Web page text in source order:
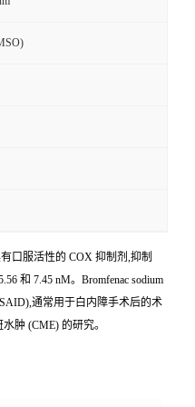
口服活性的 COX 抑制剂,抑制
和 7.45 nM。Bromfenac sodium
通常用于白内障手术后的术
肿 (CME) 的研究。